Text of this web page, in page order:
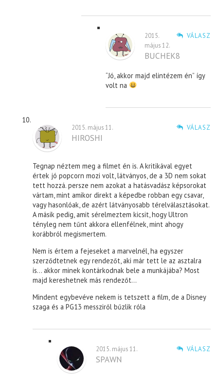
VÁLASZ
2015.
május 12.
BUCHEK8
“Jó, akkor majd elintézem én” így
volt na
VÁLASZ
2015. május 11.
HIROSHI
Tegnap néztem meg a filmet én is. A kritikával egyet
értek jó popcorn mozi volt, látványos, de a 3D nem sokat
tett hozzá. persze nem azokat a hatásvadász képsorokat
vártam, mint amikor direkt a képedbe robban egy csavar,
vagy hasonlóak, de azért látványosabb térelválasztásokat.
A másik pedig, amit sérelmeztem kicsit, hogy Ultron
tényleg nem tűnt akkora ellenfélnek, mint ahogy
korábbról megismertem.
Nem is értem a fejeseket a marvelnél, ha egyszer
szerződtetnek egy rendezőt, aki már tett le az asztalra
is… akkor minek kontárkodnak bele a munkájába? Most
majd kereshetnek más rendezőt…
Mindent egybevéve nekem is tetszett a film, de a Disney
szaga és a PG13 messziről bűzlik róla
VÁLASZ
2015. május 11.
SPAWN